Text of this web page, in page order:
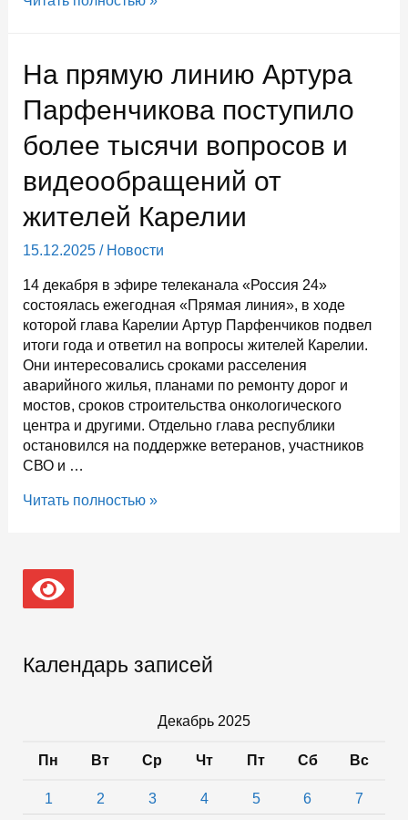
вопросы
обращения
с
бытовыми
отходами
в
Карелии
На прямую линию Артура
Парфенчикова поступило
более тысячи вопросов и
видеообращений от
жителей Карелии
15.12.2025/ Новости
14 декабря в эфире телеканала «Россия 24»
состоялась ежегодная «Прямая линия», в ходе
которой глава Карелии Артур Парфенчиков подвел
итоги года и ответил на вопросы жителей Карелии.
Они интересовались сроками расселения
аварийного жилья, планами по ремонту дорог и
мостов, сроков строительства онкологического
центра и другими. Отдельно глава республики
остановился на поддержке ветеранов, участников
СВО и …
На
Парфенчикова
поступило
вопросов
Карелии
Читать полностью »
Календарь записей
Декабрь 2025
Пн Вт Ср Чт Пт Сб Вс
1 2 3 4 5 6
7